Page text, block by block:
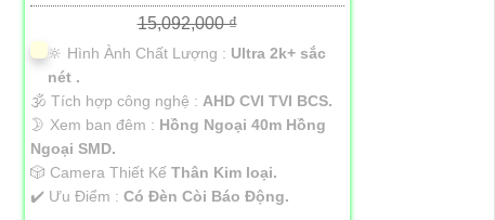
15,092,000 ₫
🔆 Hình Ành Chất Lượng : Ultra 2k+ sắc
nét .
🕉️ Tích hợp công nghệ : AHD CVI TVI BCS.
🌛 Xem ban đêm : Hồng Ngoại 40m Hồng
Ngoại SMD.
🎲 Camera Thiết Kế Thân Kim loại.
️✔️ Ưu Điểm : Có Ðèn Còi Báo Động.